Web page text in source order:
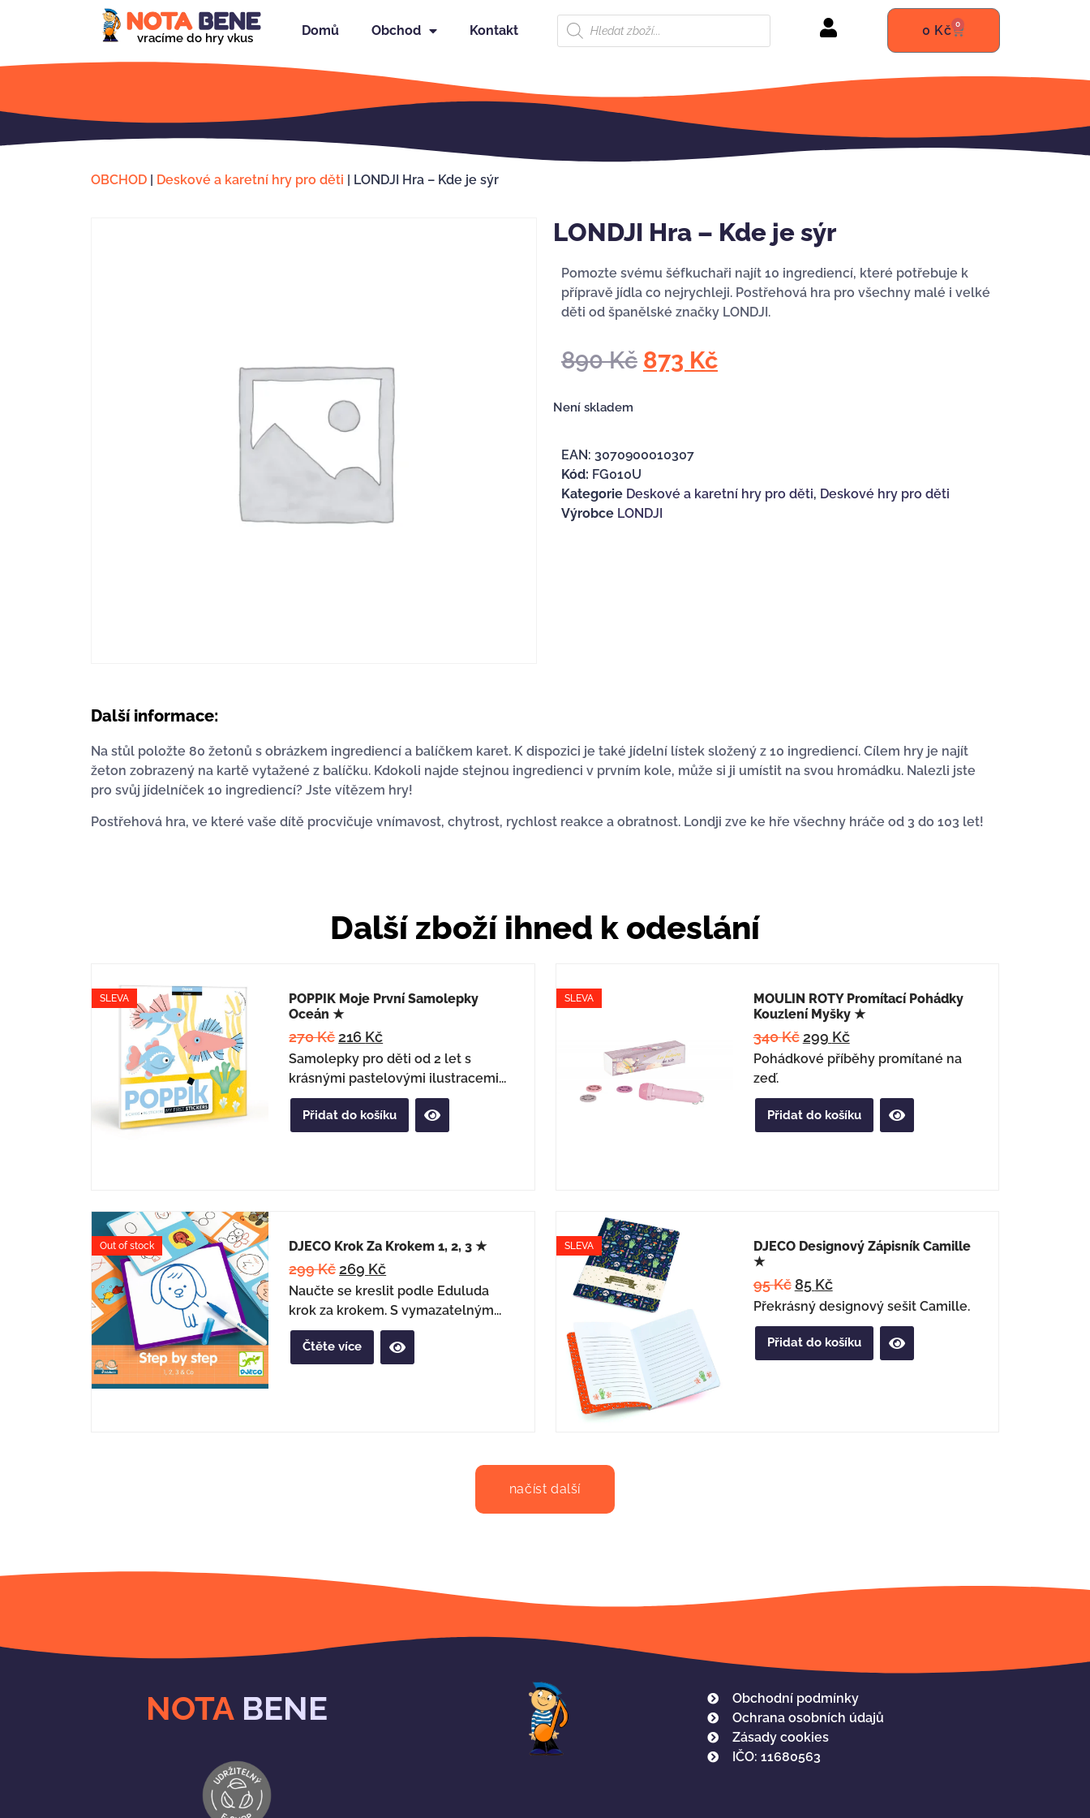
vracíme do hry vkus
Domů Obchod Kontakt 0 Kč 0
OBCHOD | Deskové a karetní hry pro děti | LONDJI Hra – Kde je sýr
LONDJI Hra – Kde je sýr
Pomozte svému šéfkuchaři najít 10 ingrediencí, které potřebuje k
přípravě jídla co nejrychleji. Postřehová hra pro všechny malé i velké
děti od španělské značky LONDJI.
890Kč 873 Kč
Není skladem
EAN: 3070900010307
Kód: FG010U
Kategorie Deskové a karetní hry pro děti, Deskové hry pro děti
Výrobce LONDJI
Další informace:
Na stůl položte 80 žetonů s obrázkem ingrediencí a balíčkem karet. K dispozici je také jídelní lístek složený z 10 ingrediencí. Cílem hry je najít
žeton zobrazený na kartě vytažené z balíčku. Kdokoli najde stejnou ingredienci v prvním kole, může si ji umístit na svou hromádku. Nalezli jste
pro svůj jídelníček 10 ingrediencí? Jste vítězem hry!
Postřehová hra, ve které vaše dítě procvičuje vnímavost, chytrost, rychlost reakce a obratnost. Londji zve ke hře všechny hráče od 3 do 103 let!
Další zboží ihned k odeslání
SLEVA
POPPIK Moje První Samolepky
Oceán ★
270Kč 216 Kč
Samolepky pro děti od 2 let s
krásnými pastelovými ilustracemi...
Přidat do košíku
SLEVA
MOULIN ROTY Promítací Pohádky
Kouzlení Myšky ★
340Kč 299 Kč
Pohádkové příběhy promítané na
zeď.
Přidat do košíku
Out of stock DJECO Krok Za Krokem 1, 2, 3 ★
299Kč 269 Kč
Naučte se kreslit podle Eduluda
krok za krokem. S vymazatelným...
Čtěte více
SLEVA
DJECO Designový Zápisník Camille
★
95Kč 85 Kč
Překrásný designový sešit Camille.
Přidat do košíku
načíst další
NOTA BENE
Obchodní podmínky
Ochrana osobních údajů
Zásady cookies
IČO: 11680563